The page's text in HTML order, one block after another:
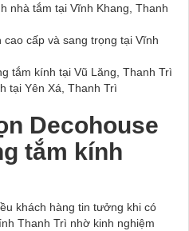
nhà tắm tại Vĩnh Khang, Thanh
cấp và sang trọng tại Vĩnh
tắm kính tại Vũ Lăng, Thanh Trì
tại Yên Xá, Thanh Trì
Decohouse
tắm kính
khách hàng tin tưởng khi có
Thanh Trì nhờ kinh nghiệm